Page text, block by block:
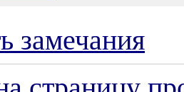
замечания